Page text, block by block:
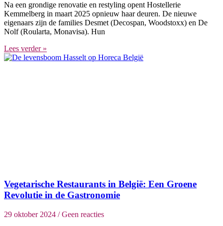
Na een grondige renovatie en restyling opent Hostellerie
Kemmelberg in maart 2025 opnieuw haar deuren. De nieuwe
eigenaars zijn de families Desmet (Decospan, Woodstoxx) en De
Nolf (Roularta, Monavisa). Hun
Lees verder »
Vegetarische Restaurants in België: Een Groene
Revolutie in de Gastronomie
29 oktober 2024 Geen reacties